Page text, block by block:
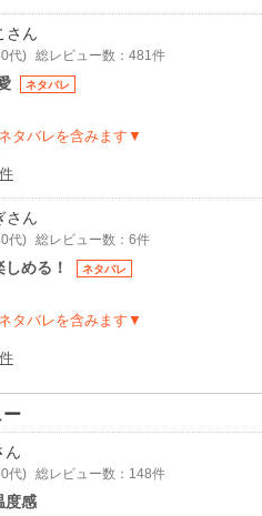
さん
代) 総レビュー数：481件
ネタバレ
タバレを含みます▼
さん
代) 総レビュー数：6件
める！ ネタバレ
タバレを含みます▼
ー
ん
代) 総レビュー数：148件
度感